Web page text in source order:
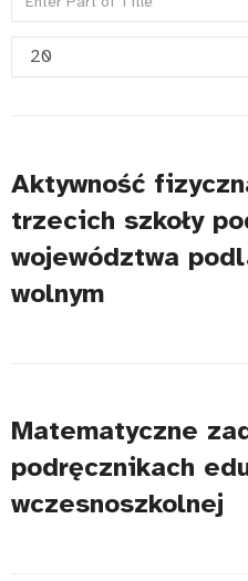
Display
Aktywność
trzecich szkoły
województwa
wolnym
Matematyczne
podręcznikach
wczesnoszkolnej